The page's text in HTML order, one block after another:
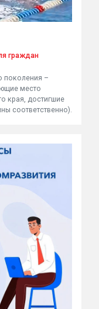
граждан
поколения –
место
края, достигшие
соответственно).